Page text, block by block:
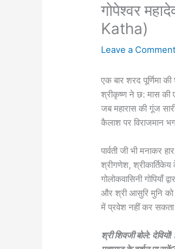
गोपेश्वर
Katha)
Leave a Comment
एक बार शरद पूर्णिमा
श्रीकृष्ण ने छ: मास की
जब महारास की गूंज
कैलाश पर विराजमान
पार्वती जी भी मनाकर
श्रीगणेश,
गोलोकवासिनी गोपियाँ
और श्री आसुरि मुनि को
में प्रवेश नहीं कर
श्री शिवजी बोले: